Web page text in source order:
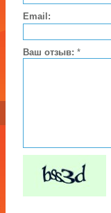
Email:
Ваш отзыв: *